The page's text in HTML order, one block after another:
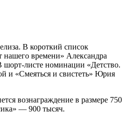
В короткий список
времени» Александра
листе номинации «Детство.
и «Смеяться и свистеть» Юрия
вознаграждение в размере 750
— 900 тысяч.